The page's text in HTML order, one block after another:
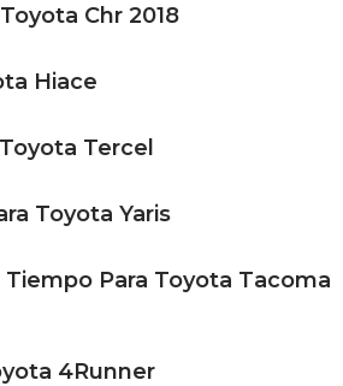
Chr 2018
Hiace
Tercel
Toyota Yaris
Para Toyota Tacoma
4Runner